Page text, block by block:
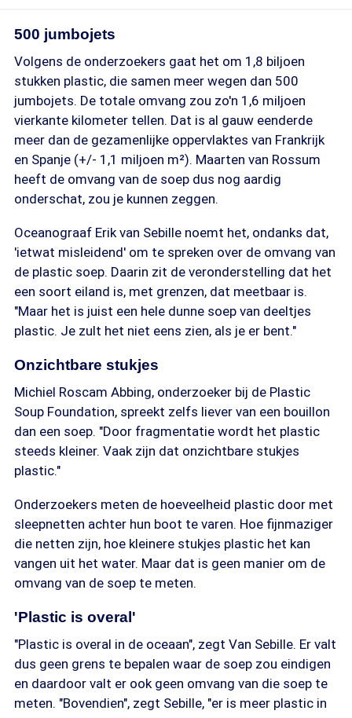
500 jumbojets
Volgens de onderzoekers gaat het om 1,8 biljoen
stukken plastic, die samen meer wegen dan 500
jumbojets. De totale omvang zou zo'n 1,6 miljoen
vierkante kilometer tellen. Dat is al gauw eenderde
meer dan de gezamenlijke oppervlaktes van Frankrijk
en Spanje (+/- 1,1 miljoen m²). Maarten van Rossum
heeft de omvang van de soep dus nog aardig
onderschat, zou je kunnen zeggen.
Oceanograaf Erik van Sebille noemt het, ondanks dat,
'ietwat misleidend' om te spreken over de omvang van
de plastic soep. Daarin zit de veronderstelling dat het
een soort eiland is, met grenzen, dat meetbaar is.
"Maar het is juist een hele dunne soep van deeltjes
plastic. Je zult het niet eens zien, als je er bent."
Onzichtbare stukjes
Michiel Roscam Abbing, onderzoeker bij de Plastic
Soup Foundation, spreekt zelfs liever van een bouillon
dan een soep. "Door fragmentatie wordt het plastic
steeds kleiner. Vaak zijn dat onzichtbare stukjes
plastic."
Onderzoekers meten de hoeveelheid plastic door met
sleepnetten achter hun boot te varen. Hoe fijnmaziger
die netten zijn, hoe kleinere stukjes plastic het kan
vangen uit het water. Maar dat is geen manier om de
omvang van de soep te meten.
'Plastic is overal'
"Plastic is overal in de oceaan", zegt Van Sebille. Er valt
dus geen grens te bepalen waar de soep zou eindigen
en daardoor valt er ook geen omvang van die soep te
meten. "Bovendien", zegt Sebille, "er is meer plastic in